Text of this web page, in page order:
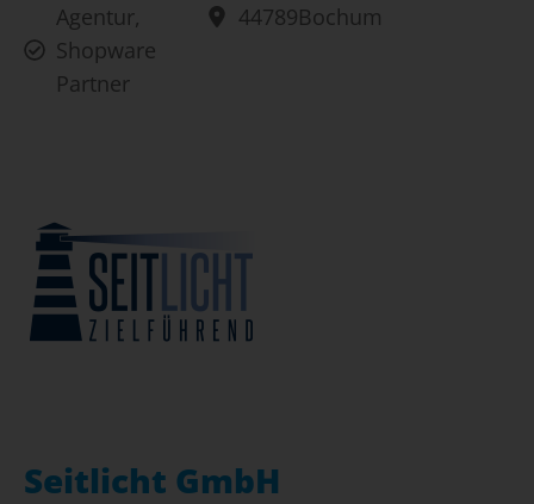
Agentur,
Shopware
Partner
44789Bochum
Seitlicht GmbH